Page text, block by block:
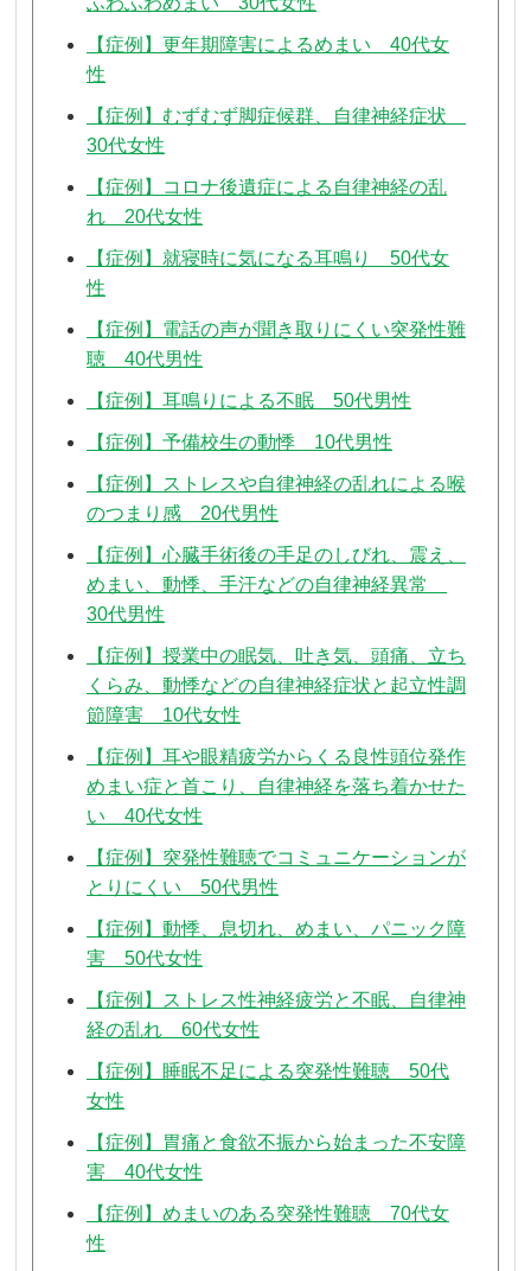
【症例】更年期障害によるめまい 40代女
性
【症例】むずむず脚症候群、自律神経症状
30代女性
【症例】コロナ後遺症による自律神経の乱
れ 20代女性
【症例】就寝時に気になる耳鳴り 50代女
性
【症例】電話の声が聞き取りにくい突発性難
聴 40代男性
【症例】耳鳴りによる不眠 50代男性
【症例】予備校生の動悸 10代男性
【症例】ストレスや自律神経の乱れによる喉
のつまり感 20代男性
【症例】心臓手術後の手足のしびれ、震え、
めまい、動悸、手汗などの自律神経異常
30代男性
【症例】授業中の眠気、吐き気、頭痛、立ち
くらみ、動悸などの自律神経症状と起立性調
節障害 10代女性
【症例】耳や眼精疲労からくる良性頭位発作
めまい症と首こり、自律神経を落ち着かせた
い 40代女性
【症例】突発性難聴でコミュニケーションが
とりにくい 50代男性
【症例】動悸、息切れ、めまい、パニック障
害 50代女性
【症例】ストレス性神経疲労と不眠、自律神
経の乱れ 60代女性
【症例】睡眠不足による突発性難聴 50代
女性
【症例】胃痛と食欲不振から始まった不安障
害 40代女性
【症例】めまいのある突発性難聴 70代女
性